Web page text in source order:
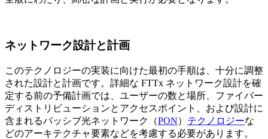
ネットワーク設計と計画
このテクノロジーの実装に向けた最初の手順は、十分に調整
された設計と計画です。詳細な FTTx ネットワーク設計を確
定する前の予備計画では、ユーザーの数と場所、ファイバー
ディストリビューションとアクセスポイント、および設計に
含まれるパッシブ光ネットワーク（PON） テクノロジーな
どのアーキテクチャ要素などを考慮する必要があります。